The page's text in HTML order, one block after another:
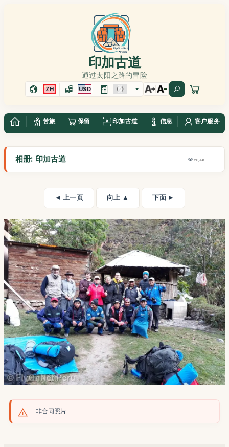
印加古道
通过太阳之路的冒险
ZH USD
苦旅 保留 印加古道 信息 客户服务
相册: 印加古道 50,4K
◄ 上一页 向上 ▲ 下面 ►
非合同照片